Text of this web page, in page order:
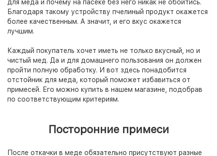
для меда и почему на пасеке без него никак не обойтись.
Благодаря такому устройству пчелиный продукт окажется
более качественным. А значит, и его вкус окажется
лучшим.
Каждый покупатель хочет иметь не только вкусный, но и
чистый мед. Да и для домашнего пользования он должен
пройти полную обработку. И вот здесь понадобится
отстойник для меда, который поможет избавиться от
примесей. Его можно купить в нашем магазине, подобрав
по соответствующим критериям.
Посторонние примеси
После откачки в меде обязательно присутствуют разные